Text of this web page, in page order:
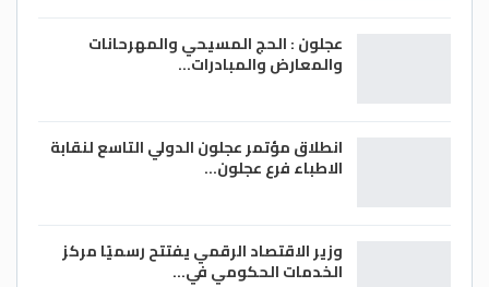
عجلون : الحج المسيحي والمهرحانات
والمعارض والمبادرات…
انطلاق مؤتمر عجلون الدولي التاسع لنقابة
الاطباء فرع عجلون…
وزير الاقتصاد الرقمي يفتتح رسميًا مركز
الخدمات الحكومي في…